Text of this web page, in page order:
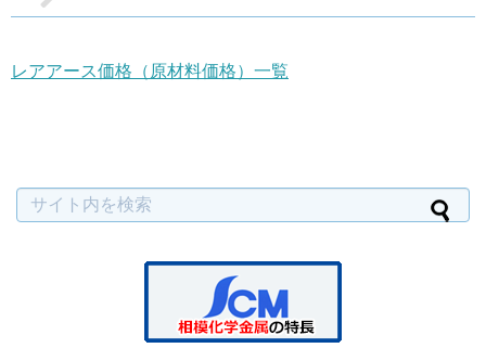
レアアース価格（原材料価格）一覧